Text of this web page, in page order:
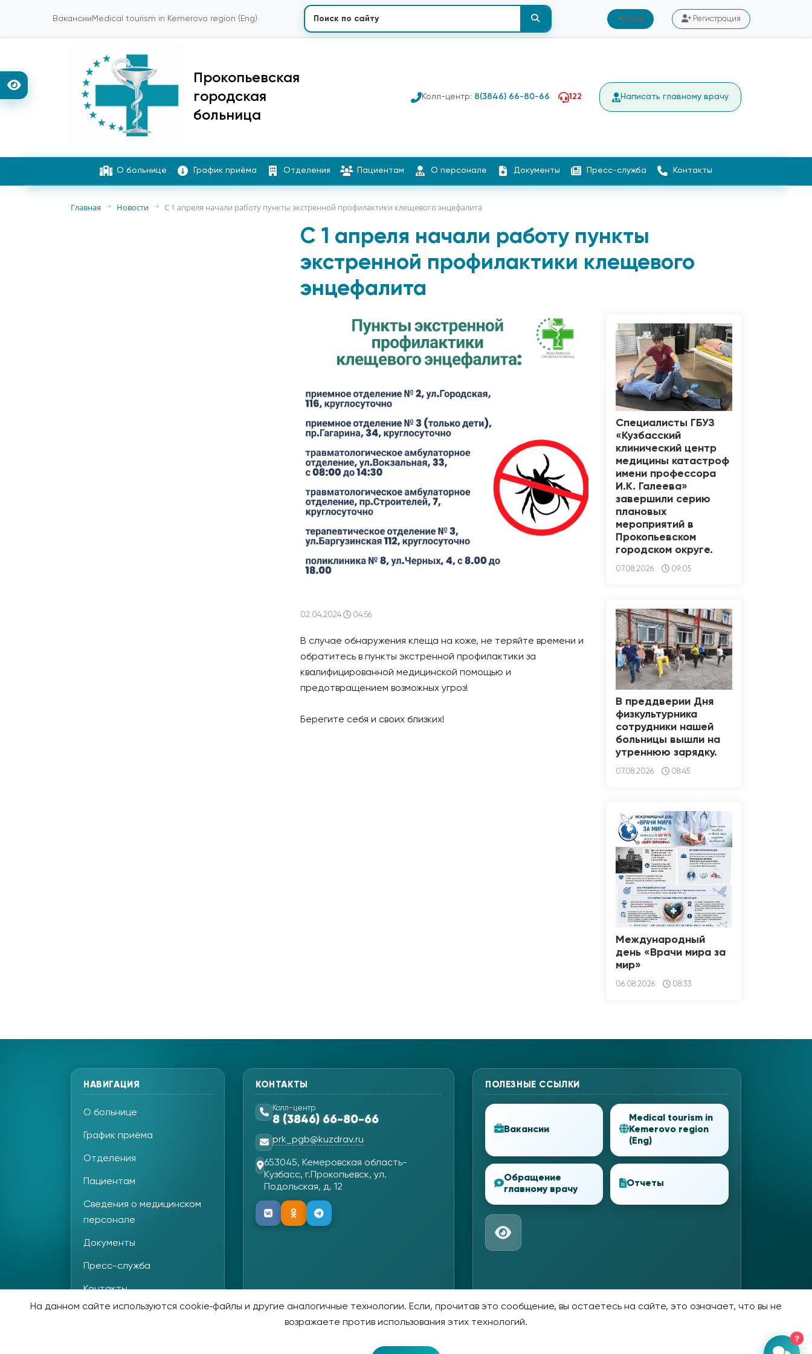
Вакансии Medical tourism in Kemerovo region (Eng) Вход Регистрация
Прокопьевская
городская
больница
Колл-центр: 8(3846) 66-80-66 122 Написать главному врачу
О больнице График приёма Отделения Пациентам О персонале Документы Пресс-служба Контакты
Главная Новости С 1 апреля начали работу пункты экстренной профилактики клещевого энцефалита
С 1 апреля начали работу пункты
экстренной профилактики клещевого
энцефалита
02.04.2024 04:56
В случае обнаружения клеща на коже, не теряйте времени и
обратитесь в пункты экстренной профилактики за
квалифицированной медицинской помощью и
предотвращением возможных угроз!
Берегите себя и своих близких!
Специалисты ГБУЗ
«Кузбасский
клинический центр
медицины катастроф
имени профессора
И.К. Галеева»
завершили серию
плановых
мероприятий в
Прокопьевском
городском округе.
07.08.2026 09:05
В преддверии Дня
физкультурника
сотрудники нашей
больницы вышли на
утреннюю зарядку.
07.08.2026 08:45
Международный
день «Врачи мира за
мир»
06.08.2026 08:33
НАВИГАЦИЯ
О больнице
График приёма
Отделения
Пациентам
Сведения о медицинском
персонале
Документы
Пресс-служба
Контакты
КОНТАКТЫ
Колл-центр
8 (3846) 66-80-66
prk_pgb@kuzdrav.ru
653045, Кемеровская область-
Кузбасс, г.Прокопьевск, ул.
Подольская, д. 12
ПОЛЕЗНЫЕ ССЫЛКИ
Вакансии
Medical tourism in
Kemerovo region
(Eng)
Обращение
главному врачу
Отчеты
На данном сайте используются cookie‑файлы и другие аналогичные технологии. Если, прочитав это сообщение, вы остаетесь на сайте, это означает, что вы не
возражаете против использования этих технологий.
?